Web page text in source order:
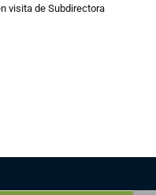
visita de Subdirectora